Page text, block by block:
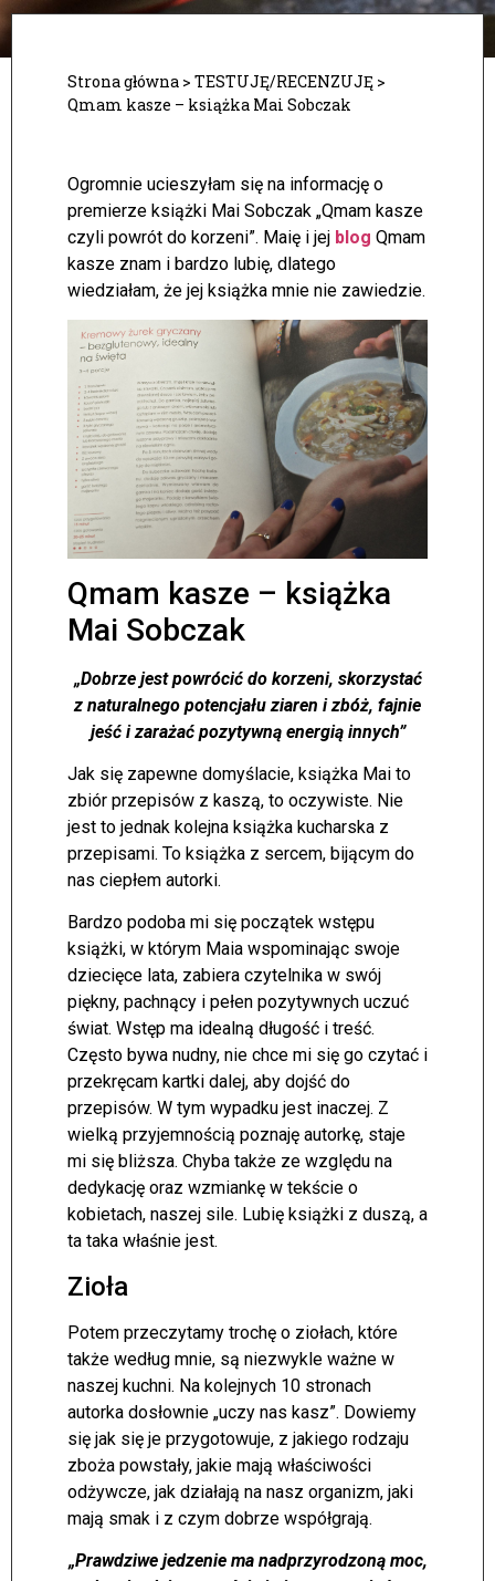
Strona główna > TESTUJĘ/RECENZUJĘ >
Qmam kasze – książka Mai Sobczak
Ogromnie ucieszyłam się na informację o
premierze książki Mai Sobczak „Qmam kasze
czyli powrót do korzeni”. Maię i jej blog Qmam
kasze znam i bardzo lubię, dlatego
wiedziałam, że jej książka mnie nie zawiedzie.
Qmam kasze – książka
Mai Sobczak
„Dobrze jest powrócić do korzeni, skorzystać
z naturalnego potencjału ziaren i zbóż, fajnie
jeść i zarażać pozytywną energią innych”
Jak się zapewne domyślacie, książka Mai to
zbiór przepisów z kaszą, to oczywiste. Nie
jest to jednak kolejna książka kucharska z
przepisami. To książka z sercem, bijącym do
nas ciepłem autorki.
Bardzo podoba mi się początek wstępu
książki, w którym Maia wspominając swoje
dziecięce lata, zabiera czytelnika w swój
piękny, pachnący i pełen pozytywnych uczuć
świat. Wstęp ma idealną długość i treść.
Często bywa nudny, nie chce mi się go czytać i
przekręcam kartki dalej, aby dojść do
przepisów. W tym wypadku jest inaczej. Z
wielką przyjemnością poznaję autorkę, staje
mi się bliższa. Chyba także ze względu na
dedykację oraz wzmiankę w tekście o
kobietach, naszej sile. Lubię książki z duszą, a
ta taka właśnie jest.
Zioła
Potem przeczytamy trochę o ziołach, które
także według mnie, są niezwykle ważne w
naszej kuchni. Na kolejnych 10 stronach
autorka dosłownie „uczy nas kasz”. Dowiemy
się jak się je przygotowuje, z jakiego rodzaju
zboża powstały, jakie mają właściwości
odżywcze, jak działają na nasz organizm, jaki
mają smak i z czym dobrze współgrają.
„Prawdziwe jedzenie ma nadprzyrodzoną moc,